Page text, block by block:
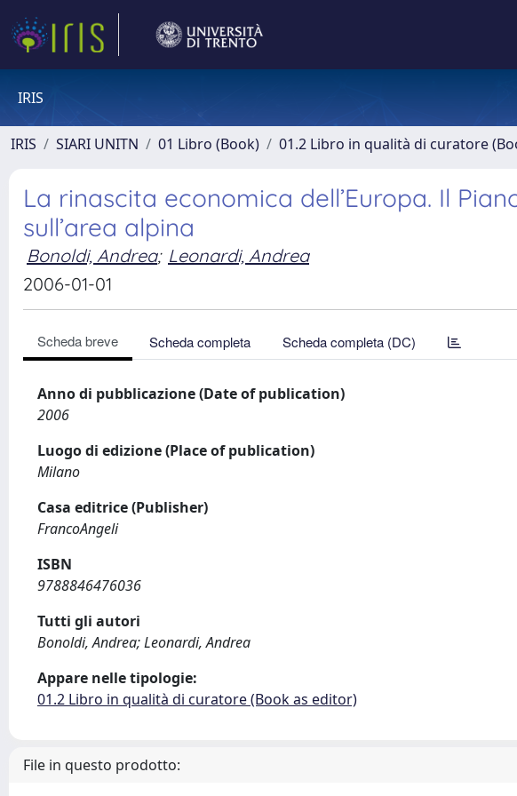
IRIS
IRIS SIARI UNITN 01 Libro (Book) 01.2 Libro in qualità di curatore
La rinascita economica dell’Europa. Il
sull’area alpina
Bonoldi, Andrea; Leonardi, Andrea
2006-01-01
Scheda breve Scheda completa Scheda completa (DC)
Anno di pubblicazione (Date of publication)
2006
Luogo di edizione (Place of publication)
Milano
Casa editrice (Publisher)
FrancoAngeli
ISBN
9788846476036
Tutti gli autori
Bonoldi, Andrea; Leonardi, Andrea
Appare nelle tipologie:
01.2 Libro in qualità di curatore (Book as editor)
File in questo prodotto: